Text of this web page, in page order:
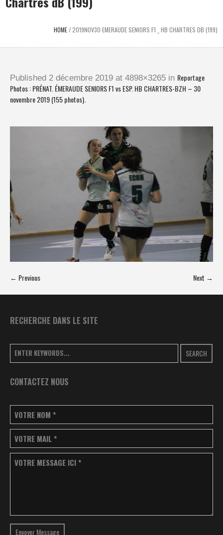
HOME/2019NOV30 EMERAUDE SENIORS F1 _ HB CHARTRES DB (199)
Published 2 décembre 2019 at 4898×3265 in Reportage
Photos : PRÉNAT. ÉMERAUDE SENIORS F1 vs ESP. HB CHARTRES-BZH – 30
novembre 2019 (155 photos).
← Previous Next →
RECHERCHE DANS LE SITE
SEARCH
CONTACTEZ NOUS
VOTRE NOM *
VOTRE MAIL *
VOTRE MESSAGE ICI *
Envoyer Message